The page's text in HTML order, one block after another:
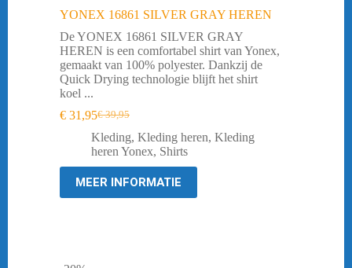
YONEX 16861 SILVER GRAY HEREN
De YONEX 16861 SILVER GRAY
HEREN is een comfortabel shirt van Yonex,
gemaakt van 100% polyester. Dankzij de
Quick Drying technologie blijft het shirt
koel ...
€39,95
Oorspronkelijke
prijs
was:
€ 39,95.
€ 31,95Huidige
prijs
is:
€ 31,95.
Kleding, Kleding heren, Kleding
heren Yonex, Shirts
MEER INFORMATIE